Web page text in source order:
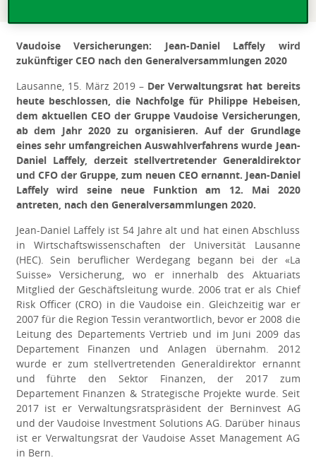
Vaudoise Versicherungen: Jean-Daniel Laffely wird
zukünftiger CEO nach den Generalversammlungen 2020
Lausanne, 15. März 2019 – Der Verwaltungsrat hat bereits
heute beschlossen, die Nachfolge für Philippe Hebeisen,
dem aktuellen CEO der Gruppe Vaudoise Versicherungen,
ab dem Jahr 2020 zu organisieren. Auf der Grundlage
eines sehr umfangreichen Auswahlverfahrens wurde Jean-
Daniel Laffely, derzeit stellvertretender Generaldirektor
und CFO der Gruppe, zum neuen CEO ernannt. Jean-Daniel
Laffely wird seine neue Funktion am 12. Mai 2020
antreten, nach den Generalversammlungen 2020.
Jean-Daniel Laffely ist 54 Jahre alt und hat einen Abschluss
in Wirtschaftswissenschaften der Universität Lausanne
(HEC). Sein beruﬂicher Werdegang begann bei der «La
Suisse» Versicherung, wo er innerhalb des Aktuariats
Mitglied der Geschäftsleitung wurde. 2006 trat er als Chief
Risk Officer (CRO) in die Vaudoise ein. Gleichzeitig war er
2007 für die Region Tessin verantwortlich, bevor er 2008 die
Leitung des Departements Vertrieb und im Juni 2009 das
Departement Finanzen und Anlagen übernahm. 2012
wurde er zum stellvertretenden Generaldirektor ernannt
und führte den Sektor Finanzen, der 2017 zum
Departement Finanzen & Strategische Projekte wurde. Seit
2017 ist er Verwaltungsratspräsident der Berninvest AG
und der Vaudoise Investment Solutions AG. Darüber hinaus
ist er Verwaltungsrat der Vaudoise Asset Management AG
in Bern.